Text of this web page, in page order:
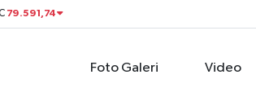
79.591,74
Foto Galeri Video